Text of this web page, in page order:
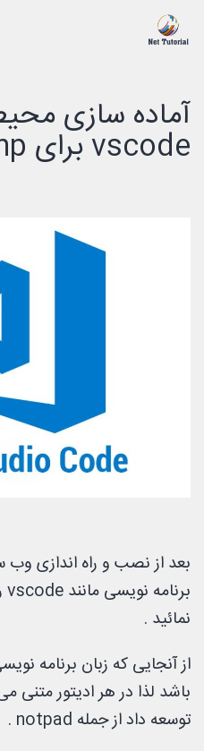
پرش
درک
آماده سازی
vscode برای php
بعد از نصب و راه اندازی
نمائید .
باشد لذا در هر ادیتور متنی
توسعه داد از جمله notpad .